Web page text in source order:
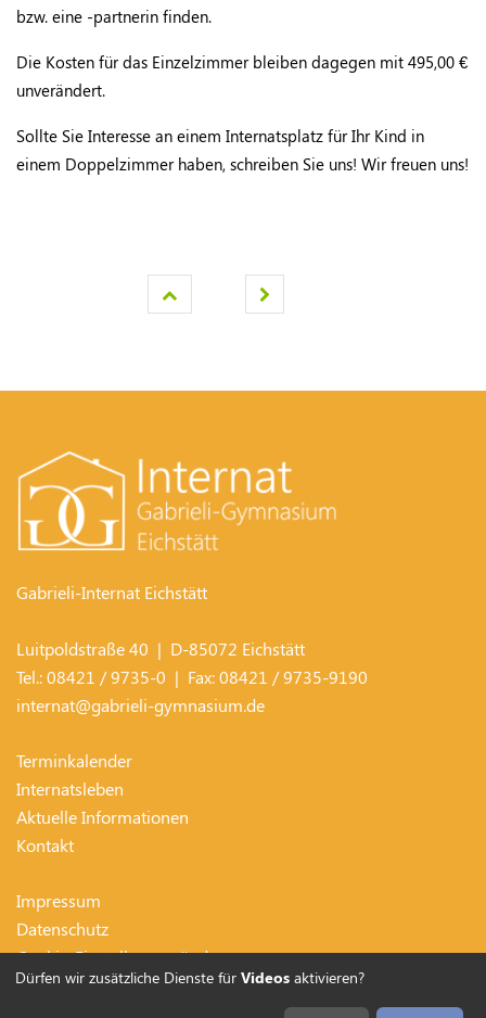
bzw. eine -partnerin finden.
Die Kosten für das Einzelzimmer bleiben dagegen mit 495,00 €
unverändert.
Sollte Sie Interesse an einem Internatsplatz für Ihr Kind in
einem Doppelzimmer haben, schreiben Sie uns! Wir freuen uns!
Gabrieli-Internat Eichstätt
Luitpoldstraße 40 | D-85072 Eichstätt
Tel.:08421 / 9735-0 | Fax:08421 / 9735-9190
internat@gabrieli-gymnasium.de
Terminkalender
Internatsleben
Aktuelle Informationen
Kontakt
Impressum
Datenschutz
Cookie-Einstellungen ändern
Dürfen wir zusätzliche Dienste für Videos aktivieren?